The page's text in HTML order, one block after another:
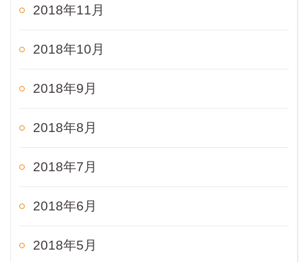
2018年11月
2018年10月
2018年9月
2018年8月
2018年7月
2018年6月
2018年5月